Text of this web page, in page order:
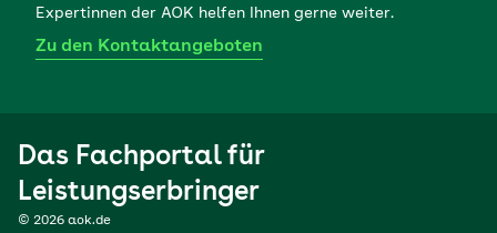
Expertinnen der AOK helfen Ihnen gerne weiter.
Zu den Kontaktangeboten
Das Fachportal für
Leistungserbringer
© 2026 aok.de